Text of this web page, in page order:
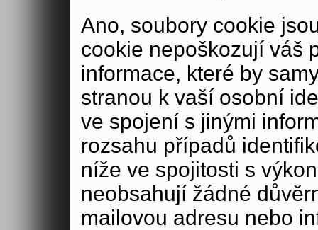
Ano, soubory cookie
cookie nepoškozují váš
informace, které by
stranou k vaší osobní
ve spojení s jinými
rozsahu případů
níže ve spojitosti s
neobsahují žádné
mailovou adresu nebo